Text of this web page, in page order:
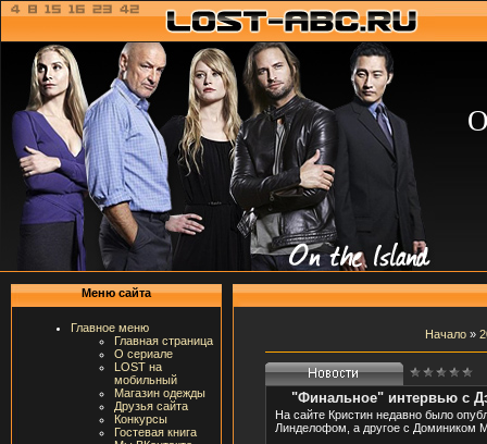
Меню сайта
Главное меню
Главная страница
О сериале
LOST на
мобильный
Магазин одежды
Друзья сайта
Конкурсы
Гостевая книга
Начало»
"Финальное" интервью с
На сайте Кристин недавно было
Линделофом, а другое с Домиником